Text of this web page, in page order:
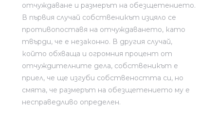
отчуждаване и размерът на обезщетението.
В първия случай собственикът изцяло се
противопоставя на отчуждаването, като
твърди, че е незаконно. В другия случай,
който обхваща и огромния процент от
отчуждителните дела, собственикът е
приел, че ще изгуби собствеността си, но
смята, че размерът на обезщетението му е
несправедливо определен.